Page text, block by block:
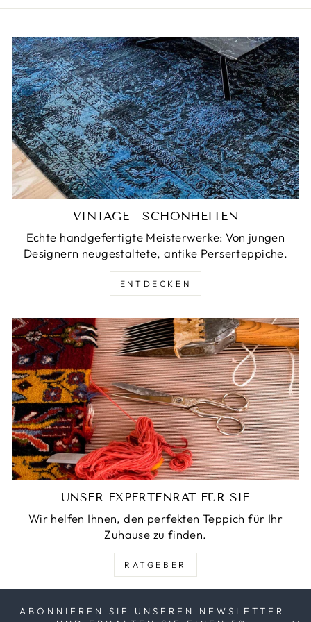
VINTAGE - SCHÖNHEITEN
Echte handgefertigte Meisterwerke: Von jungen
Designern neugestaltete, antike Perserteppiche.
ENTDECKEN
UNSER EXPERTENRAT FÜR SIE
Wir helfen Ihnen, den perfekten Teppich für Ihr
Zuhause zu finden.
RATGEBER
ABONNIEREN SIE UNSEREN NEWSLETTER